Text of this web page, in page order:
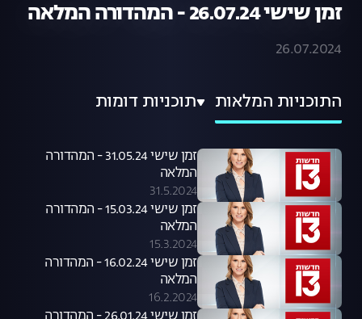
זמן שישי 26.07.24 - המהדורה המלאה
26.07.2024
התוכניות המלאות תוכניות דומות
זמן שישי 31.05.24 - המהדורה
המלאה
31.5.2024
זמן שישי 15.03.24 - המהדורה
המלאה
15.3.2024
זמן שישי 16.02.24 - המהדורה
המלאה
16.2.2024